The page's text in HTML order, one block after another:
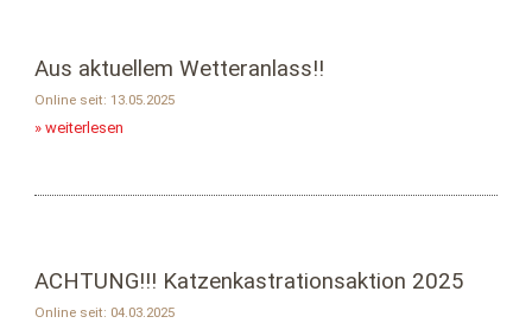
Aus aktuellem Wetteranlass!!
Online seit: 13.05.2025
» weiterlesen
ACHTUNG!!! Katzenkastrationsaktion 2025
Online seit: 04.03.2025